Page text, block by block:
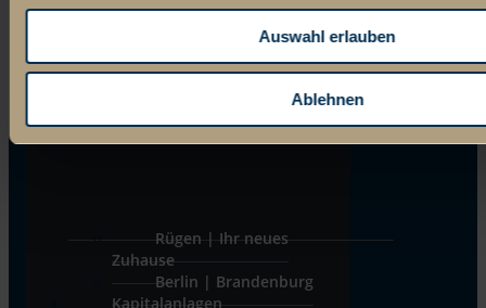
Auswahl erlauben
Ablehnen
Rügen | Ihr neues
Zuhause
Berlin | Brandenburg
Kapitalanlagen